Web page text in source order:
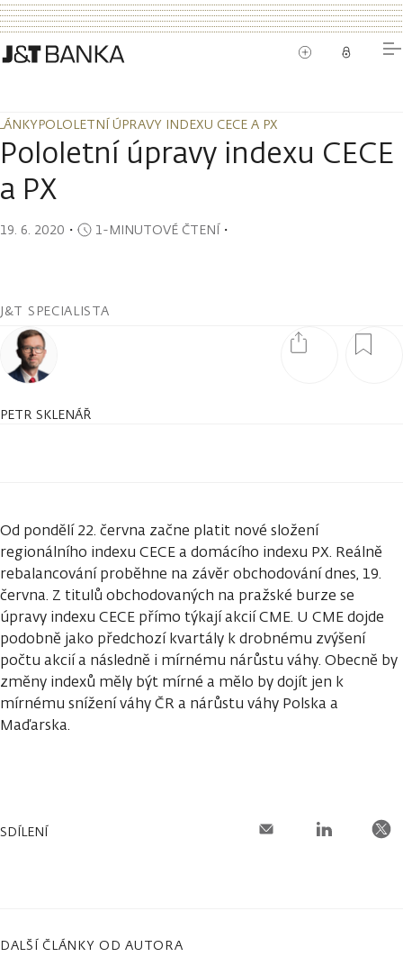
POLOLETNÍ ÚPRAVY INDEXU CECE A PX
POLOLETNÍ ÚPRAVY INDEXU CECE A PX
Pololetní úpravy indexu CECE
a PX
19. 6. 2020 ・ 1-MINUTOVÉ ČTENÍ・
J&T SPECIALISTA
PETR SKLENÁŘ
Od pondělí 22. června začne platit nové složení
regionálního indexu CECE a domácího indexu PX. Reálně
rebalancování proběhne na závěr obchodování dnes, 19.
června. Z titulů obchodovaných na pražské burze se
úpravy indexu CECE přímo týkají akcií CME. U CME dojde
podobně jako předchozí kvartály k drobnému zvýšení
počtu akcií a následně i mírnému nárůstu váhy. Obecně by
změny indexů měly být mírné a mělo by dojít jen k
mírnému snížení váhy ČR a nárůstu váhy Polska a
Maďarska.
SDÍLENÍ
DALŠÍ ČLÁNKY OD AUTORA